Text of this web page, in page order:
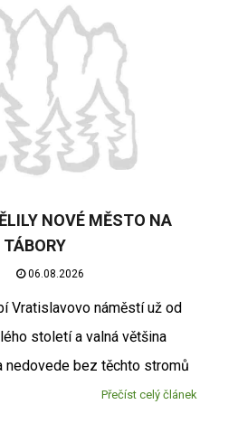
NOVÉ MĚSTO NA
06.08.2026
Vratislavovo náměstí už od
století a valná většina
nedovede bez těchto stromů
Přečíst celý článek